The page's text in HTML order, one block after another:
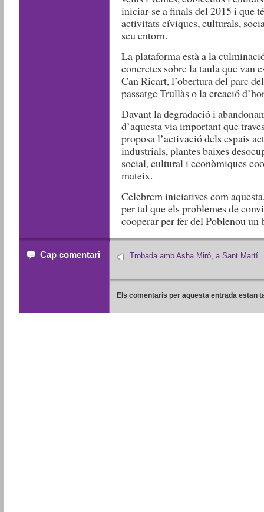
iniciar-se a finals del 2015 i que
activitats cíviques, culturals,
seu entorn.
La plataforma està a la
concretes sobre la taula que van
Can Ricart, l’obertura del parc
passatge Trullàs o la creació
Davant la degradació i
d’aquesta via important que
proposa l’activació dels espais
industrials, plantes baixes
social, cultural i econòmiques
mateix.
Celebrem iniciatives com
per tal que els problemes de
cooperar per fer del Poblenou un
Cap comentari Trobada amb Asha Miró, a Sant Martí
Els comentaris per aquesta entrada estan